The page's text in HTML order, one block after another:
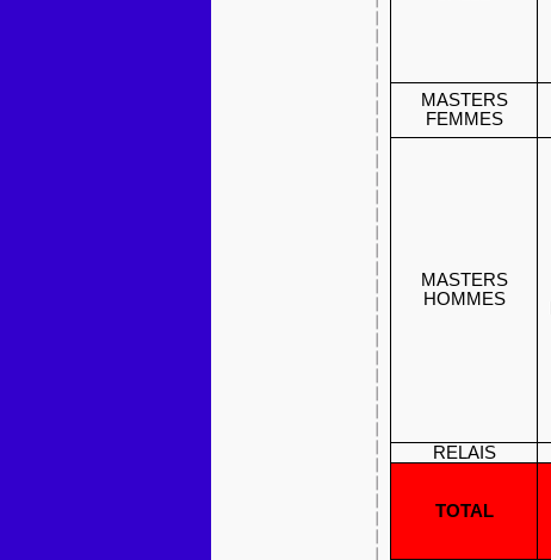
MASTERS
FEMMES
MASTERS
HOMMES
RELAIS
TOTAL